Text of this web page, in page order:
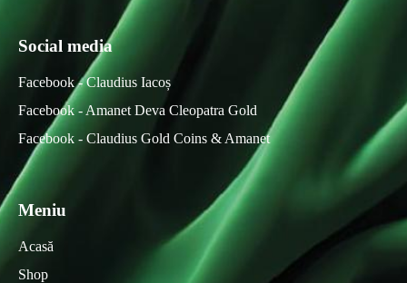
Social media
Facebook - Claudius Iacoș
Facebook - Amanet Deva Cleopatra Gold
Facebook - Claudius Gold Coins & Amanet
Meniu
Acasă
Shop